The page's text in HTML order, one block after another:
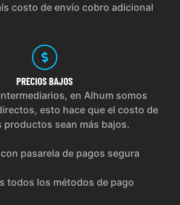
costo de envío cobro adicional
PRECIOS BAJOS
en Alhum somos
esto hace que el costo de
productos sean más bajos.
pasarela de pagos segura
todos los métodos de pago